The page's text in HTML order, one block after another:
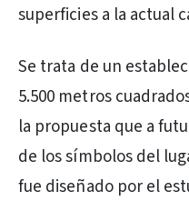
superficies a la actual
Se trata de un
5.500 metros
la propuesta que a
de los símbolos del
fue diseñado por el